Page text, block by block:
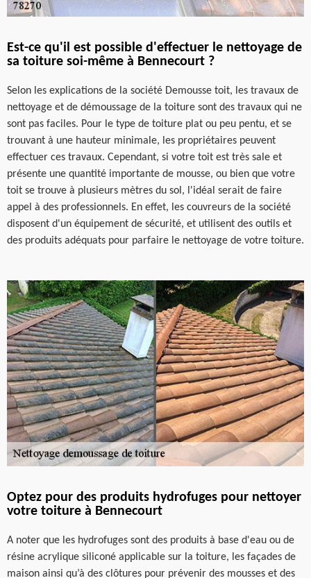
Est-ce qu'il est possible d'effectuer le nettoyage de
sa toiture soi-même à Bennecourt ?
Selon les explications de la société Demousse toit, les travaux de
nettoyage et de démoussage de la toiture sont des travaux qui ne
sont pas faciles. Pour le type de toiture plat ou peu pentu, et se
trouvant à une hauteur minimale, les propriétaires peuvent
effectuer ces travaux. Cependant, si votre toit est très sale et
présente une quantité importante de mousse, ou bien que votre
toit se trouve à plusieurs mètres du sol, l'idéal serait de faire
appel à des professionnels. En effet, les couvreurs de la société
disposent d'un équipement de sécurité, et utilisent des outils et
des produits adéquats pour parfaire le nettoyage de votre toiture.
Optez pour des produits hydrofuges pour nettoyer
votre toiture à Bennecourt
A noter que les hydrofuges sont des produits à base d'eau ou de
résine acrylique siliconé applicable sur la toiture, les façades de
maison ainsi qu’à des clôtures pour prévenir des mousses et des